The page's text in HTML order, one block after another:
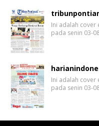
Ini adalah
pada senin 03-
Ini adalah
pada senin 03-